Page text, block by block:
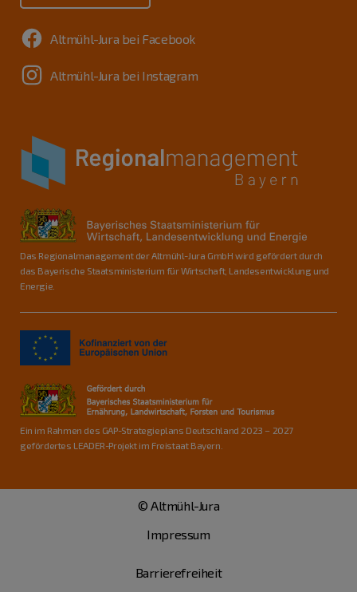
Altmühl-Jura bei Facebook
Altmühl-Jura bei Instagram
Das Regionalmanagement der Altmühl-Jura GmbH wird gefördert durch
das Bayerische Staatsministerium für Wirtschaft, Landesentwicklung und
Energie.
Ein im Rahmen des GAP-Strategieplans Deutschland 2023 – 2027
gefördertes LEADER-Projekt im Freistaat Bayern.
© Altmühl-Jura
Impressum
Barrierefreiheit